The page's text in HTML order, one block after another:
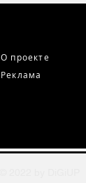
О проекте
Реклама